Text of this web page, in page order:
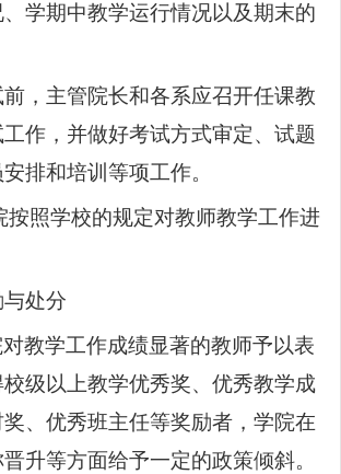
学期中教学运行情况以及期末的
前，主管院长和各系应召开任课教
作，并做好考试方式审定、试题
排和培训等项工作。
按照学校的规定对教师教学工作进
处分
对教学工作成绩显著的教师予以表
级以上教学优秀奖、优秀教学成
、优秀班主任等奖励者，学院在
升等方面给予一定的政策倾斜。